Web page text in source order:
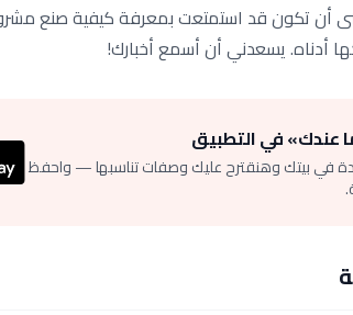
أن تكون قد استمتعت بمعرفة كيفية صنع
أدناه. يسعدني أن أسمع أخبارك!
عندك» في التطبيق
في بيتك وهنقترح عليك وصفات تناسبها — واحفظ